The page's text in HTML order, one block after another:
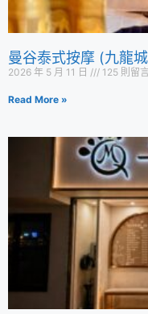
曼谷泰式按摩 (九龍
2026 年 5 月 11 日 125 則留言
Read More »